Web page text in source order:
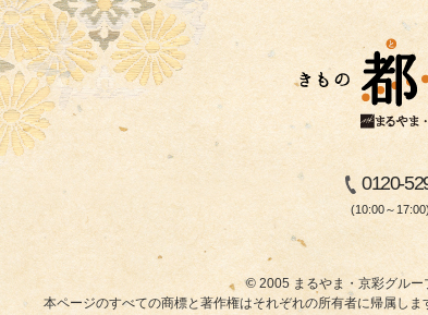
0120-
(10:00～17:00)
© 2005 まるやま・京彩グル
本ページのすべての商標と著作権はそれぞれの所有者に帰属し